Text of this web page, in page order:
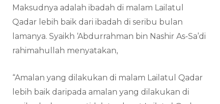
Maksudnya adalah ibadah di malam Lailatul
Qadar lebih baik dari ibadah di seribu bulan
lamanya. Syaikh ‘Abdurrahman bin Nashir As-Sa’di
rahimahullah menyatakan,
“Amalan yang dilakukan di malam Lailatul Qadar
lebih baik daripada amalan yang dilakukan di